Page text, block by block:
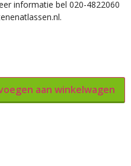
informatie bel 020-4822060
aan winkelwagen